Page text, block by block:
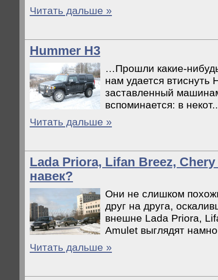
Читать дальше »
Hummer H3
…Прошли какие-
нам удается втиснуть
заставленный
вспоминается: в
Читать дальше »
Lada Priora, Lifan Breez,
навек?
Они не слишком
друг на друга,
внешне Lada Priora,
Amulet выглядят
Читать дальше »